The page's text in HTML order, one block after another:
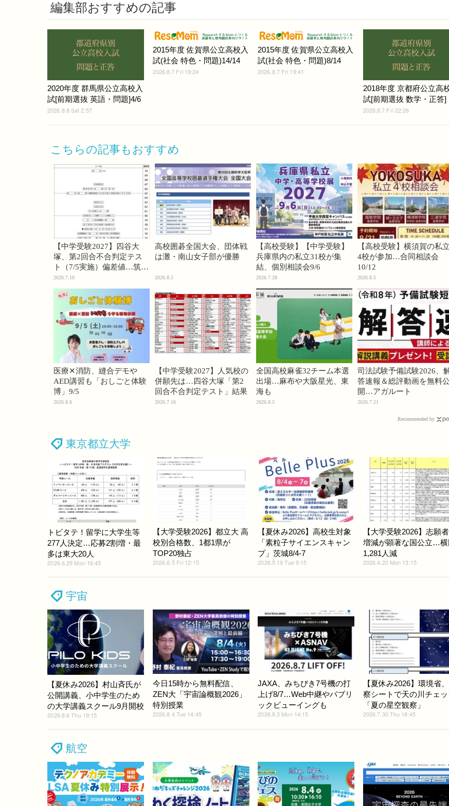
編集部おすすめの記事
2020年度 群馬県公立高校入
試[前期選抜 英語・問題]4/6
2026.8.8 Sat 2:57
2015年度 佐賀県公立高校入
試(社会 特色・問題)14/14
2026.8.7 Fri 19:24
2015年度 佐賀県公立高校入
試(社会 特色・問題)8/14
2026.8.7 Fri 19:41
2018年度 京都府公立高
試[前期選抜 数学・正答]
2026.8.7 Fri 22:26
こちらの記事もおすすめ
【中学受験2027】四谷大
塚、第2回合不合判定テス
ト（7/5実施）偏差値…筑駒
74・桜蔭70＜PR＞
2026.7.10
高校囲碁全国大会、団体戦
は灘・南山女子部が優勝
2026.8.5
【高校受験】【中学受験】
兵庫県内の私立31校が集
結、個別相談会9/6
2026.7.28
【高校受験】横須賀の私立
4校が参加…合同相談会
10/12
2026.8.5
医療✕消防、縫合デモや
AED講習も「おしごと体験
博」9/5
2026.8.6
【中学受験2027】人気校の
併願先は…四谷大塚「第2
回合不合判定テスト」結果
2026.7.16
全国高校麻雀32チーム本選
出場…麻布や大阪星光、東
海も
2026.8.5
司法試験予備試験2026、
答速報＆総評動画を無料公
開…アガルート
2026.7.21
Recommended by
東京都立大学
トビタテ！留学に大学生等
277人決定…応募2割増・最
多は東大20人
2026.6.29 Mon 16:45
【大学受験2026】都立大 高
校別合格数、1都1県が
TOP20独占
2026.6.5 Fri 12:15
【夏休み2026】高校生対象
「素粒子サイエンスキャン
プ」茨城8/4-7
2026.5.19 Tue 9:15
【大学受験2026】志願
増減が顕著な国公立…横
1,281人減
2026.4.20 Mon 13:15
宇宙
【夏休み2026】村山斉氏が
公開講義、小中学生のため
の大学講義スクール9月開校
2026.8.6 Thu 19:15
今日15時から無料配信、
ZEN大「宇宙論概観2026」
特別授業
2026.8.4 Tue 14:45
JAXA、みちびき7号機の打
上げ8/7…Web中継やパブリ
ックビューイングも
2026.8.3 Mon 14:15
【夏休み2026】環境省
察シートで天の川チェッ
「夏の星空観察」
2026.7.30 Thu 18:45
航空